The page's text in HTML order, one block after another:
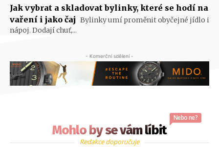
Jak vybrat a skladovat bylinky, které se hodí na
vaření i jako čaj Bylinky umí proměnit obyčejné jídlo i
nápoj. Dodají chuť,...
- Komerční sdělení -
Mohlo by se vám líbit
Nebo ne?
Redakce doporučuje